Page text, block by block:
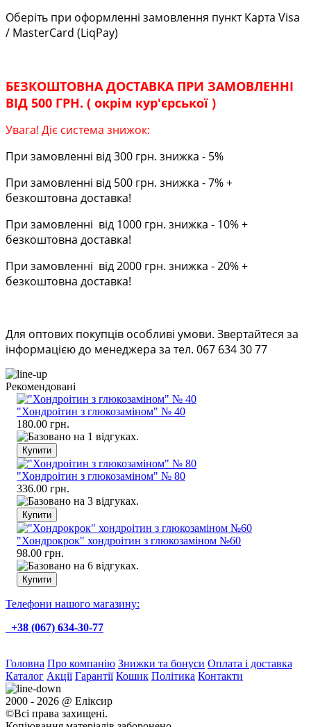
Оберіть при оформленні замовлення пункт Карта Visa
/ MasterCard (LiqPay)
БЕЗКОШТОВНА ДОСТАВКА ПРИ ЗАМОВЛЕННІ
ВІД 500 ГРН. ( окрім кур'єрської )
Увага! Діє система знижок:
При замовленні від 300 грн. знижка - 5%
При замовленні від 500 грн. знижка - 7% +
безкоштовна доставка!
При замовленні від 1000 грн. знижка - 10% +
безкоштовна доставка!
При замовленні від 2000 грн. знижка - 20% +
безкоштовна доставка!
Для оптових покупців особливі умови. Звертайтеся за
інформацією до менеджера за тел. 067 634 30 77
Рекомендовані
"Хондроітин з глюкозаміном" № 40
180.00 грн.
"Хондроітин з глюкозаміном" № 80
336.00 грн.
"Хондрокрок" хондроітин з глюкозаміном №60
98.00 грн.
Телефони нашого магазину:
+38 (067) 634-30-77
Головна Про компанію Знижки та бонуси Оплата і доставка
Каталог Акції Гарантії Кошик Політика Контакти
2000 - 2026 @ Еліксир
©Всі права захищені.